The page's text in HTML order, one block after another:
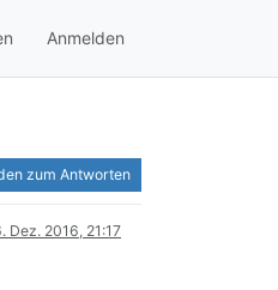
Anmelden
zum Antworten
Dez. 2016, 21:17